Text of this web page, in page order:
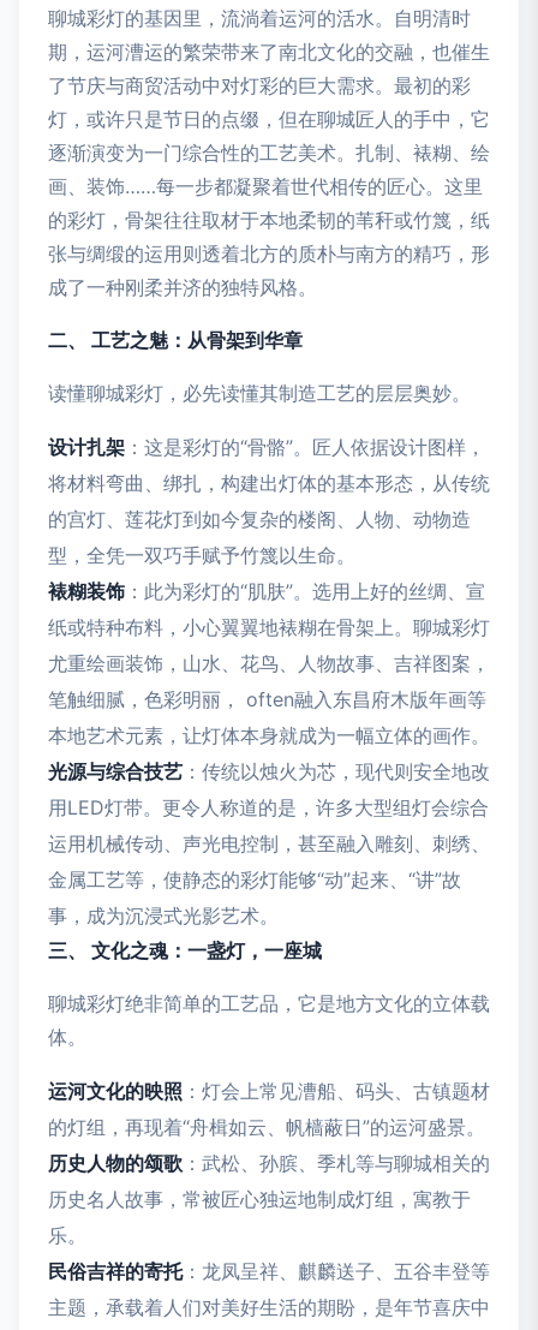
聊城彩灯的基因里，流淌着运河的活水。自明清时
期，运河漕运的繁荣带来了南北文化的交融，也催生
了节庆与商贸活动中对灯彩的巨大需求。最初的彩
灯，或许只是节日的点缀，但在聊城匠人的手中，它
逐渐演变为一门综合性的工艺美术。扎制、裱糊、绘
画、装饰……每一步都凝聚着世代相传的匠心。这里
的彩灯，骨架往往取材于本地柔韧的苇秆或竹篾，纸
张与绸缎的运用则透着北方的质朴与南方的精巧，形
成了一种刚柔并济的独特风格。
二、 工艺之魅：从骨架到华章
读懂聊城彩灯，必先读懂其制造工艺的层层奥妙。
设计扎架 ：这是彩灯的“骨骼”。匠人依据设计图样，
将材料弯曲、绑扎，构建出灯体的基本形态，从传统
的宫灯、莲花灯到如今复杂的楼阁、人物、动物造
型，全凭一双巧手赋予竹篾以生命。
裱糊装饰 ：此为彩灯的“肌肤”。选用上好的丝绸、宣
纸或特种布料，小心翼翼地裱糊在骨架上。聊城彩灯
尤重绘画装饰，山水、花鸟、人物故事、吉祥图案，
笔触细腻，色彩明丽， often融入东昌府木版年画等
本地艺术元素，让灯体本身就成为一幅立体的画作。
光源与综合技艺 ：传统以烛火为芯，现代则安全地改
用LED灯带。更令人称道的是，许多大型组灯会综合
运用机械传动、声光电控制，甚至融入雕刻、刺绣、
金属工艺等，使静态的彩灯能够“动”起来、“讲”故
事，成为沉浸式光影艺术。
三、 文化之魂：一盏灯，一座城
聊城彩灯绝非简单的工艺品，它是地方文化的立体载
体。
运河文化的映照 ：灯会上常见漕船、码头、古镇题材
的灯组，再现着“舟楫如云、帆樯蔽日”的运河盛景。
历史人物的颂歌 ：武松、孙膑、季札等与聊城相关的
历史名人故事，常被匠心独运地制成灯组，寓教于
乐。
民俗吉祥的寄托：龙凤呈祥、麒麟送子、五谷丰登等
主题，承载着人们对美好生活的期盼，是年节喜庆中